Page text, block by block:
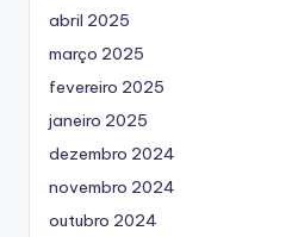
abril 2025
março 2025
fevereiro 2025
janeiro 2025
dezembro 2024
novembro 2024
outubro 2024